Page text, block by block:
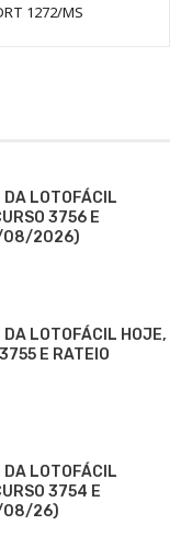
1272/MS
DA LOTOFÁCIL
3756 E
08/2026)
DA LOTOFÁCIL HOJE,
E RATEIO
DA LOTOFÁCIL
3754 E
08/26)